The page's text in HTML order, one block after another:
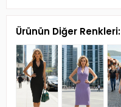
Ürünün Diğer Renkleri: